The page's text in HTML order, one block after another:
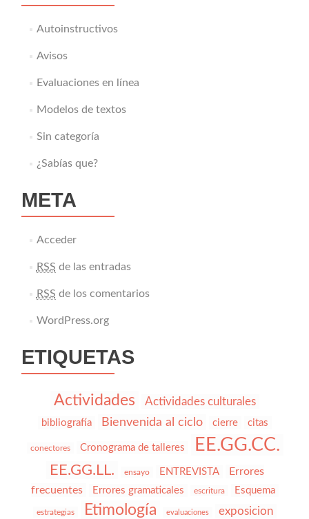
Autoinstructivos
Avisos
Evaluaciones en línea
Modelos de textos
Sin categoría
¿Sabías que?
META
Acceder
RSS de las entradas
RSS de los comentarios
WordPress.org
ETIQUETAS
Actividades Actividades culturales
bibliografía Bienvenida al ciclo cierre citas
conectores Cronograma de talleres EE.GG.CC.
EE.GG.LL. ensayo ENTREVISTA
Errores
frecuentes
Errores gramaticales escritura Esquema
estrategias Etimología evaluaciones exposicion